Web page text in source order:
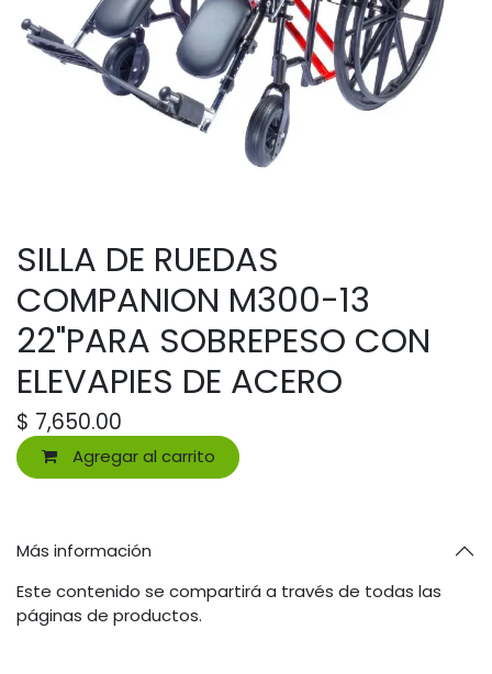
SILLA DE RUEDAS
COMPANION M300-13
22"PARA SOBREPESO CON
ELEVAPIES DE ACERO
$ 7,650.00
Agregar al carrito
Más información
Este contenido se compartirá a través de todas las
páginas de productos.